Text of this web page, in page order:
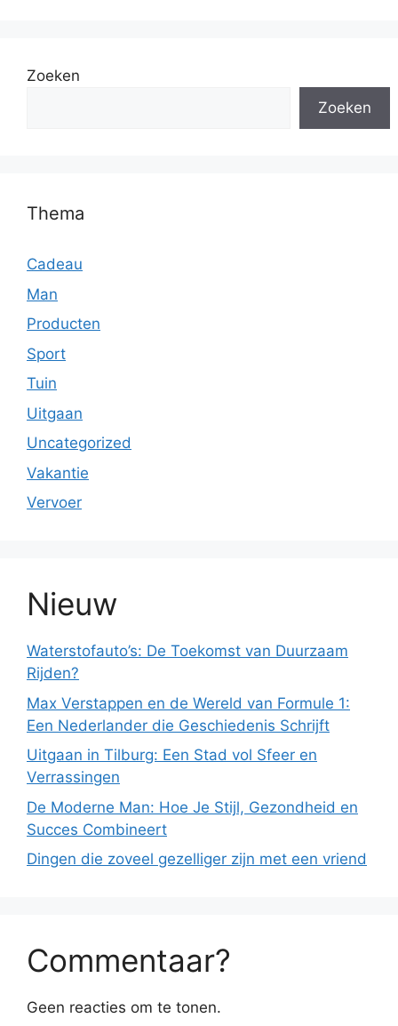
Zoeken
Zoeken
Thema
Cadeau
Man
Producten
Sport
Tuin
Uitgaan
Uncategorized
Vakantie
Vervoer
Nieuw
Waterstofauto’s: De Toekomst van Duurzaam
Rijden?
Max Verstappen en de Wereld van Formule 1:
Een Nederlander die Geschiedenis Schrijft
Uitgaan in Tilburg: Een Stad vol Sfeer en
Verrassingen
De Moderne Man: Hoe Je Stijl, Gezondheid en
Succes Combineert
Dingen die zoveel gezelliger zijn met een vriend
Commentaar?
Geen reacties om te tonen.